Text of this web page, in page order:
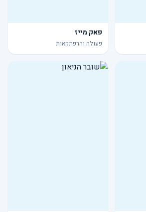
פאק מייז
פעולה והרפתקאות